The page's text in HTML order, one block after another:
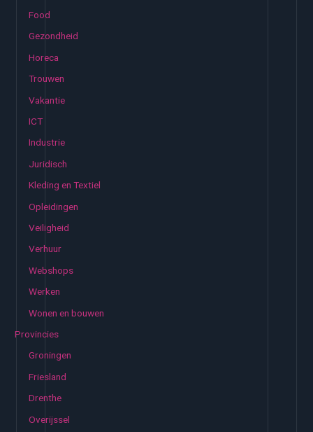
Food
Gezondheid
Horeca
Trouwen
Vakantie
ICT
Industrie
Juridisch
Kleding en Textiel
Opleidingen
Veiligheid
Verhuur
Webshops
Werken
Wonen en bouwen
Provincies
Groningen
Friesland
Drenthe
Overijssel